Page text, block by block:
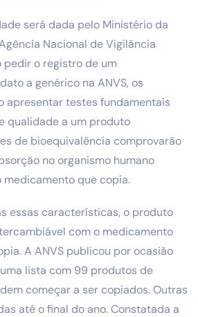
será dada pelo Ministério da
Nacional de Vigilância
pedir o registro de um
a genérico na ANVS, os
apresentar testes fundamentais
qualidade a um produto
de bioequivalência comprovarão
no organismo humano
medicamento que copia.
essas características, o produto
com o medicamento
A ANVS publicou por ocasião
lista com 99 produtos de
começar a ser copiados. Outras
até o final do ano. Constatada a